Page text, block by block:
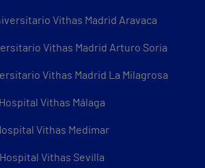
Vithas Madrid Aravaca
Vithas Madrid Arturo Soria
Vithas Madrid La Milagrosa
Hospital Vithas Málaga
Vithas Medimar
Hospital Vithas Sevilla